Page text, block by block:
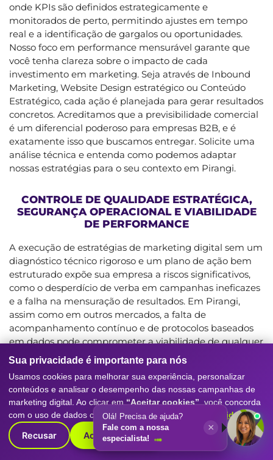
onde KPIs são definidos estrategicamente e
monitorados de perto, permitindo ajustes em tempo
real e a identificação de gargalos ou oportunidades.
Nosso foco em performance mensurável garante que
você tenha clareza sobre o impacto de cada
investimento em marketing. Seja através de Inbound
Marketing, Website Design estratégico ou Conteúdo
Estratégico, cada ação é planejada para gerar resultados
concretos. Acreditamos que a previsibilidade comercial
é um diferencial poderoso para empresas B2B, e é
exatamente isso que buscamos entregar. Solicite uma
análise técnica e entenda como podemos adaptar
nossas estratégias para o seu contexto em Pirangi.
CONTROLE DE QUALIDADE ESTRATÉGICA,
SEGURANÇA OPERACIONAL E VIABILIDADE
DE PERFORMANCE
A execução de estratégias de marketing digital sem um
diagnóstico técnico rigoroso e um plano de ação bem
estruturado expõe sua empresa a riscos significativos,
como o desperdício de verba em campanhas ineficazes
e a falha na mensuração de resultados. Em Pirangi,
assim como em outros mercados, a falta de
acompanhamento contínuo e de protocolos baseados
em dados pode comprometer a viabilidade de qualquer
iniciativa. Uma estratégia mal indicada não apenas não
gera os leads desejados, mas também pode prejudicar a
reputação da marca e criar uma percepção negativa
sobre o potencial do marketing digital. É crucial investir
em uma abordagem que priorize a segurança
operacional e a clareza de objetivos, garantindo que
cada real investido contribua para o crescimento
sustentável do negócio. Na Digitall Evolution, o controle
Sua privacidade é importante para nós
Usamos cookies para melhorar sua experiência, personalizar
conteúdos e analisar o desempenho das nossas campanhas de
marketing digital. Ao clicar em “Aceitar cookies” , você concorda
com o uso de dados conforme nossaPolítica de Privacidade.
Recusar Aceitar cookies
Olá! Precisa de ajuda?
Fale com a nossa
especialista!
×